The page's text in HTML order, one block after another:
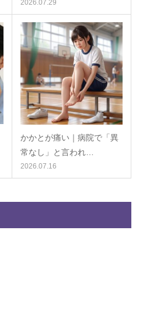
2026.07.29
かかとが痛い｜病院で「異
常なし」と言われ…
2026.07.16